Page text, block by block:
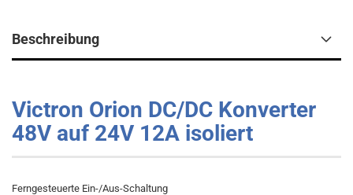
Beschreibung
Victron Orion DC/DC Konverter
48V auf 24V 12A isoliert
Ferngesteuerte Ein-/Aus-Schaltung